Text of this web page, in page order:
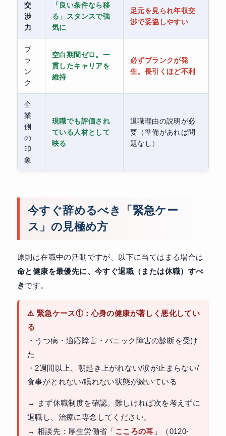
交
渉
力
「良い条件なら移
る」スタンスで強
気に
足元を見られ年収交
渉で妥協しやすい
ブ
ラ
ン
ク
空白期間ゼロ。一
貫したキャリアを
維持
必ずブランクが発
生。長引くほど不利
企
業
側
の
印
象
現職でも評価され
ている人材として
映る
退職理由の説明が必
要（準備があれば問
題なし）
今すぐ辞めるべき「緊急ケー
ス」の見極め方
原則は在職中の活動ですが、以下に当てはまる場合は
命と健康を最優先に、今すぐ退職（または休職）すべ
きです。
⚠️ 緊急ケース①：心身の健康が著しく悪化してい
る
・うつ病・適応障害・パニック障害の診断を受け
た
・2週間以上、朝起き上がれない/涙が止まらない/
食事がとれない/眠れない状態が続いている
→ まず休職制度を確認。難しければ次を考えずに
退職し、治療に専念してください。
→ 相談先：厚生労働省「こころの耳 」（0120-